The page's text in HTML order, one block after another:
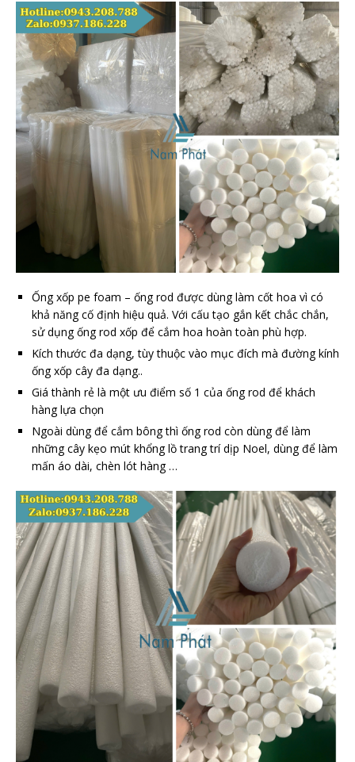
Ống xốp pe foam – ống rod được dùng làm cốt hoa vì có
khả năng cố định hiệu quả. Với cấu tạo gắn kết chắc chắn,
sử dụng ống rod xốp để cắm hoa hoàn toàn phù hợp.
Kích thước đa dạng, tùy thuộc vào mục đích mà đường kính
ống xốp cây đa dạng..
Giá thành rẻ là một ưu điểm số 1 của ống rod để khách
hàng lựa chọn
Ngoài dùng để cắm bông thì ống rod còn dùng để làm
những cây kẹo mút khổng lồ trang trí dịp Noel, dùng để làm
mấn áo dài, chèn lót hàng …